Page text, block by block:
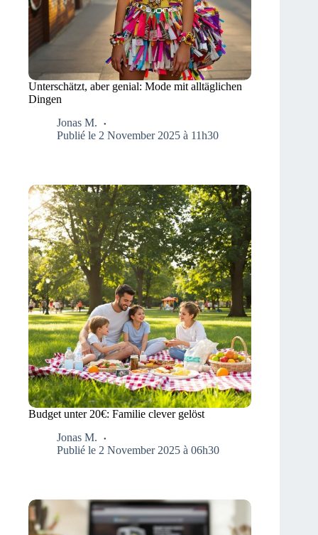
Unterschätzt, aber genial: Mode mit alltäglichen
Dingen
Jonas M.
Publié le 2 November 2025 à 11h30
Budget unter 20€: Familie clever gelöst
Jonas M.
Publié le 2 November 2025 à 06h30